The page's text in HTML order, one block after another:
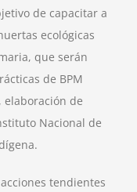
de capacitar a
ecológicas
que serán
de BPM
elaboración de
Nacional de
tendientes